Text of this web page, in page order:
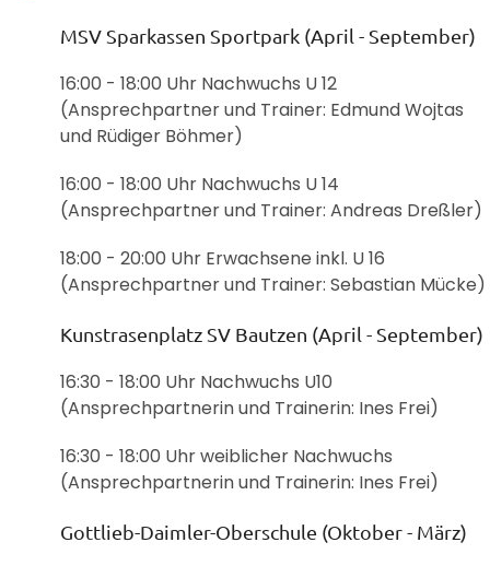
MSV Sparkassen Sportpark (April - September)
16:00 - 18:00 Uhr Nachwuchs U 12
(Ansprechpartner und Trainer: Edmund Wojtas
und Rüdiger Böhmer)
16:00 - 18:00 Uhr Nachwuchs U 14
(Ansprechpartner und Trainer: Andreas Dreßler)
18:00 - 20:00 Uhr Erwachsene inkl. U 16
(Ansprechpartner und Trainer: Sebastian Mücke)
Kunstrasenplatz SV Bautzen (April - September)
16:30 - 18:00 Uhr Nachwuchs U10
(Ansprechpartnerin und Trainerin: Ines Frei)
16:30 - 18:00 Uhr weiblicher Nachwuchs
(Ansprechpartnerin und Trainerin: Ines Frei)
Gottlieb-Daimler-Oberschule (Oktober - März)